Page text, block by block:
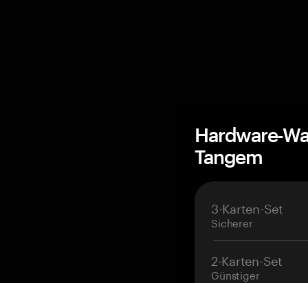
Hardware-
Tangem
3-Karten-Set
Sicherer
2-Karten-Set
Günstiger